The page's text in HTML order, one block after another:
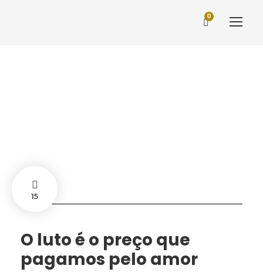
0
15
O luto é o preço que
pagamos pelo amor